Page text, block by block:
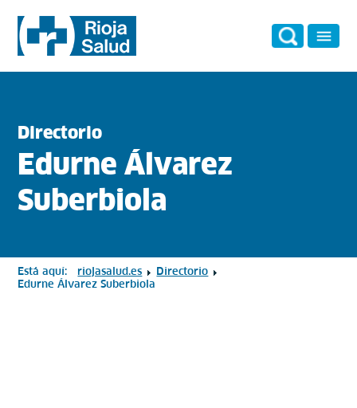
Directorio
Edurne Álvarez
Suberbiola
Está aquí: riojasalud.es
Directorio
Edurne Álvarez Suberbiola